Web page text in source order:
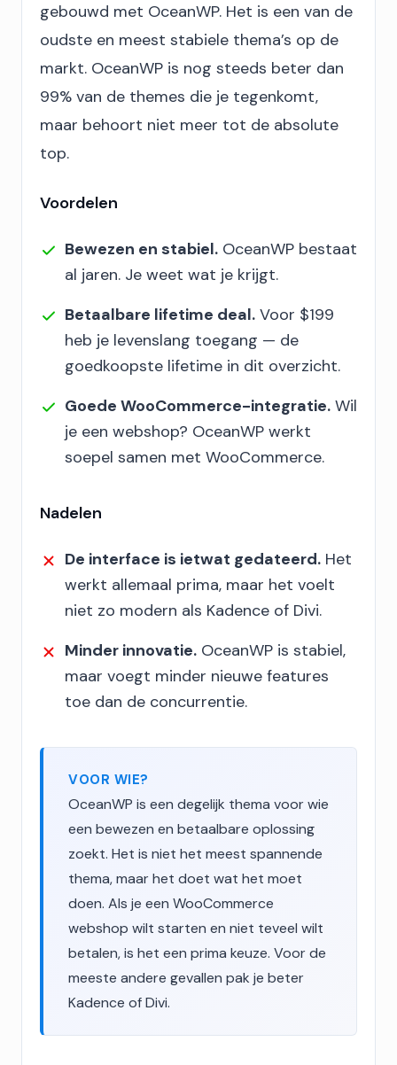
gebouwd met OceanWP. Het is een van de
oudste en meest stabiele thema’s op de
markt. OceanWP is nog steeds beter dan
99% van de themes die je tegenkomt,
maar behoort niet meer tot de absolute
top.
Voordelen
Bewezen en stabiel. OceanWP bestaat
al jaren. Je weet wat je krijgt.
Betaalbare lifetime deal. Voor $199
heb je levenslang toegang — de
goedkoopste lifetime in dit overzicht.
Goede WooCommerce-integratie. Wil
je een webshop? OceanWP werkt
soepel samen met WooCommerce.
Nadelen
De interface is ietwat gedateerd. Het
werkt allemaal prima, maar het voelt
niet zo modern als Kadence of Divi.
Minder innovatie. OceanWP is stabiel,
maar voegt minder nieuwe features
toe dan de concurrentie.
VOOR WIE?
OceanWP is een degelijk thema voor wie
een bewezen en betaalbare oplossing
zoekt. Het is niet het meest spannende
thema, maar het doet wat het moet
doen. Als je een WooCommerce
webshop wilt starten en niet teveel wilt
betalen, is het een prima keuze. Voor de
meeste andere gevallen pak je beter
Kadence of Divi.